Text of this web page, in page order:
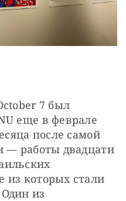
7 был
еще в феврале
после самой
— работы двадцати
из которых стали
из